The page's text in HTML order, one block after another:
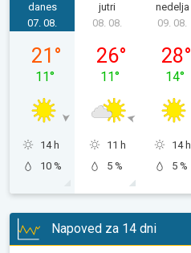
danes
petek, 07. 08.
07. 08.
21 °
11°
14 h
10 %
jutri
08. 08.
26°
11°
11 h
5 %
nedelja
09. 08.
28°
14°
14 h
5 %
Napoved za 14 dni